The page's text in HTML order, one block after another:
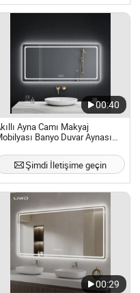
00:40
Ayna Camı Makyaj
Banyo Duvar Aynası
Şimdi İletişime geçin
00:29